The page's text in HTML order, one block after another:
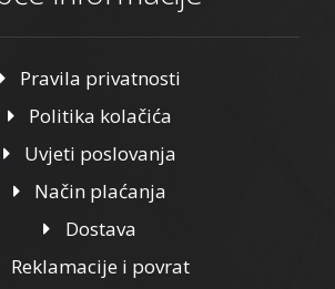
Pravila privatnosti
Politika kolačića
Uvjeti poslovanja
Način plaćanja
Dostava
Reklamacije i povrat